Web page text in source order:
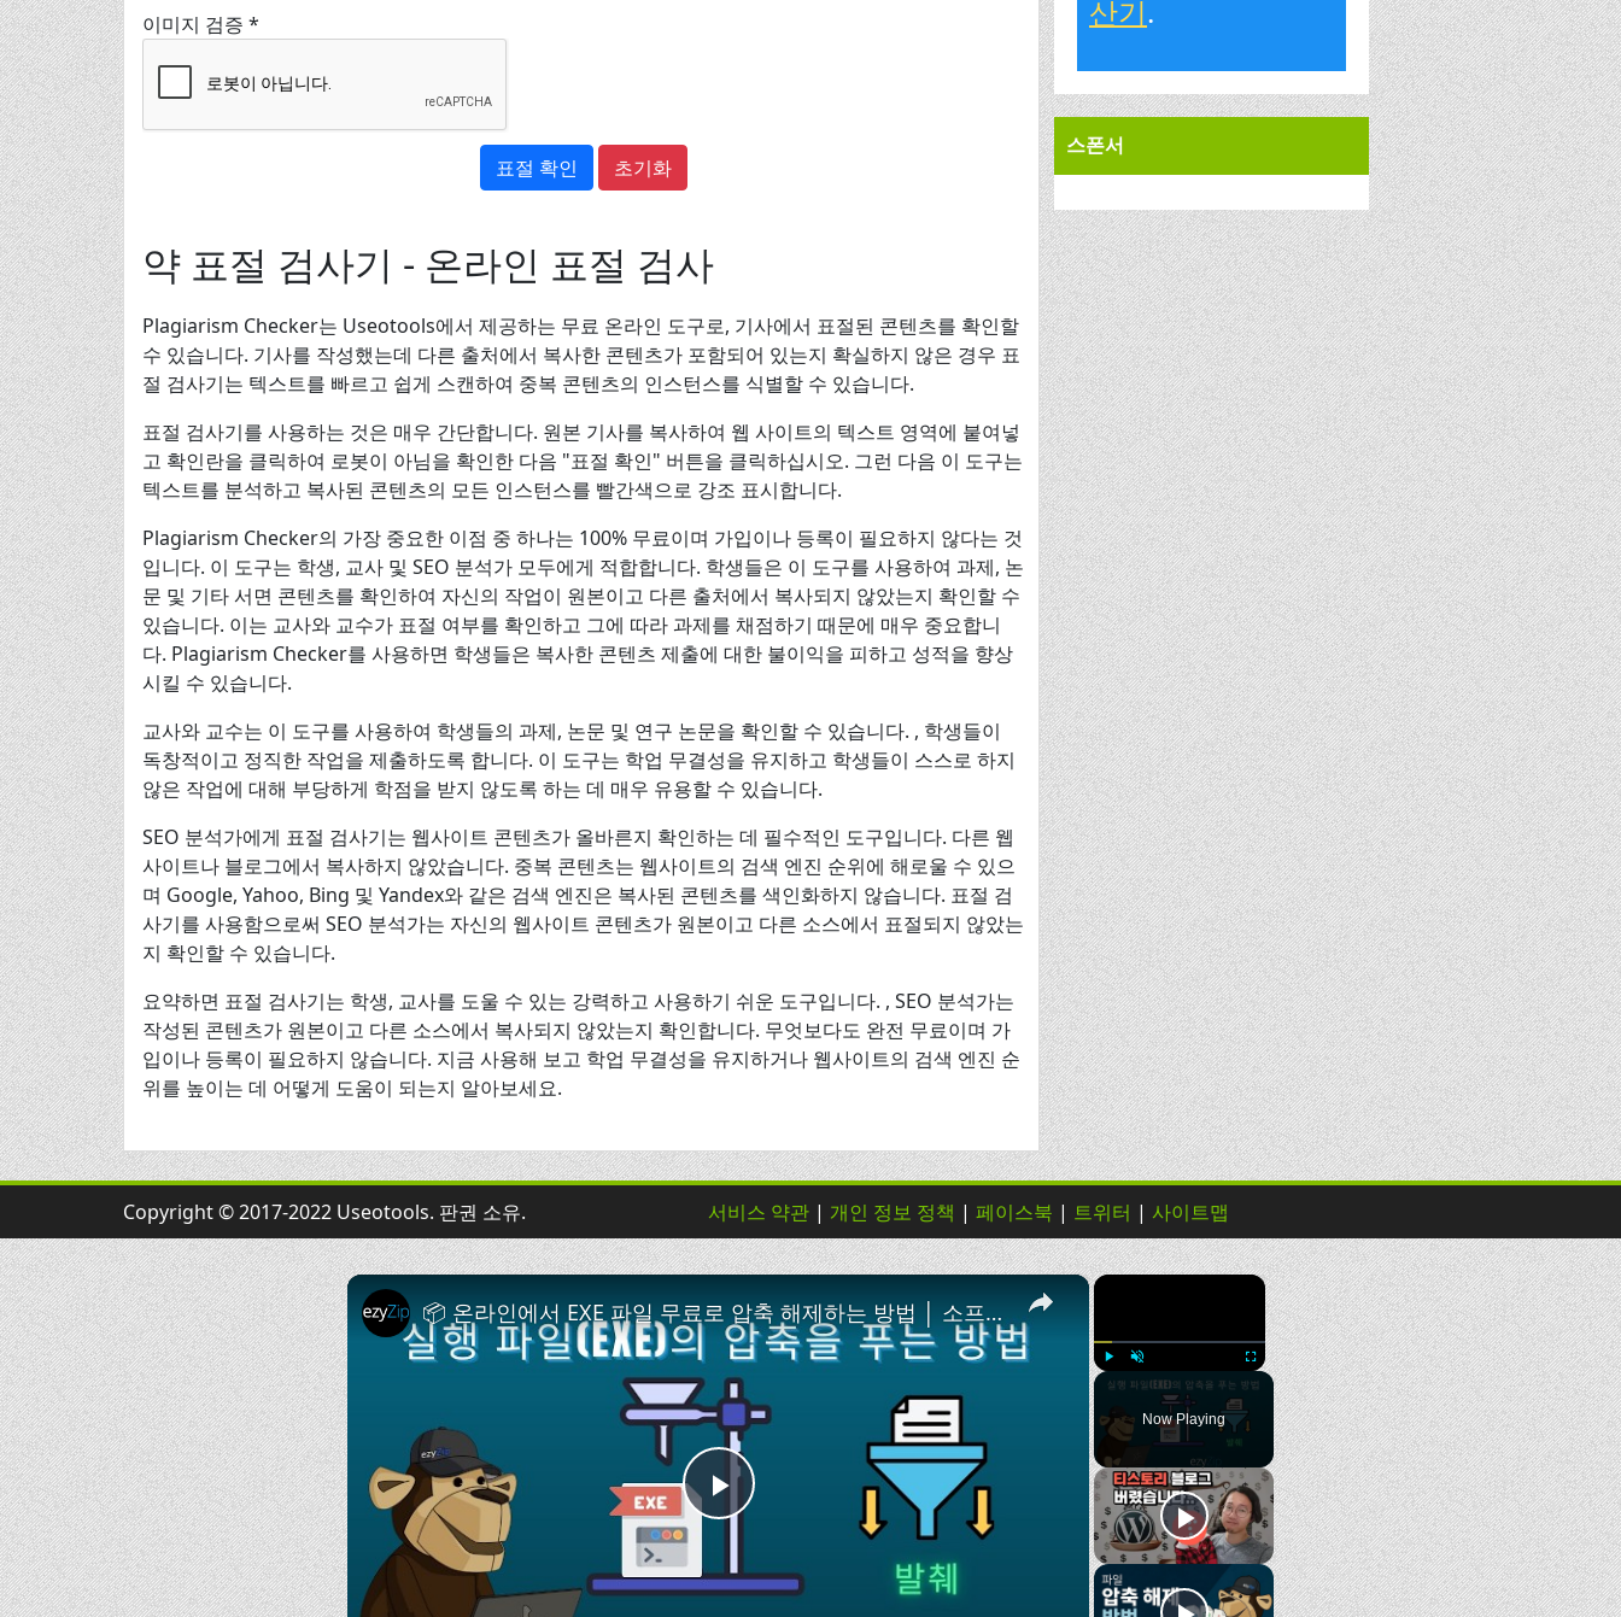
이미지 검증 *
표절 확인 초기화
약 표절 검사기 - 온라인 표절 검사
Plagiarism Checker는 Useotools에서 제공하는 무료 온라인 도구로, 기사에서 표절된 콘텐츠를 확인할
수 있습니다. 기사를 작성했는데 다른 출처에서 복사한 콘텐츠가 포함되어 있는지 확실하지 않은 경우 표
절 검사기는 텍스트를 빠르고 쉽게 스캔하여 중복 콘텐츠의 인스턴스를 식별할 수 있습니다.
표절 검사기를 사용하는 것은 매우 간단합니다. 원본 기사를 복사하여 웹 사이트의 텍스트 영역에 붙여넣
고 확인란을 클릭하여 로봇이 아님을 확인한 다음 "표절 확인" 버튼을 클릭하십시오. 그런 다음 이 도구는
텍스트를 분석하고 복사된 콘텐츠의 모든 인스턴스를 빨간색으로 강조 표시합니다.
Plagiarism Checker의 가장 중요한 이점 중 하나는 100% 무료이며 가입이나 등록이 필요하지 않다는 것
입니다. 이 도구는 학생, 교사 및 SEO 분석가 모두에게 적합합니다. 학생들은 이 도구를 사용하여 과제, 논
문 및 기타 서면 콘텐츠를 확인하여 자신의 작업이 원본이고 다른 출처에서 복사되지 않았는지 확인할 수
있습니다. 이는 교사와 교수가 표절 여부를 확인하고 그에 따라 과제를 채점하기 때문에 매우 중요합니
다. Plagiarism Checker를 사용하면 학생들은 복사한 콘텐츠 제출에 대한 불이익을 피하고 성적을 향상
시킬 수 있습니다.
교사와 교수는 이 도구를 사용하여 학생들의 과제, 논문 및 연구 논문을 확인할 수 있습니다. , 학생들이
독창적이고 정직한 작업을 제출하도록 합니다. 이 도구는 학업 무결성을 유지하고 학생들이 스스로 하지
않은 작업에 대해 부당하게 학점을 받지 않도록 하는 데 매우 유용할 수 있습니다.
SEO 분석가에게 표절 검사기는 웹사이트 콘텐츠가 올바른지 확인하는 데 필수적인 도구입니다. 다른 웹
사이트나 블로그에서 복사하지 않았습니다. 중복 콘텐츠는 웹사이트의 검색 엔진 순위에 해로울 수 있으
며 Google, Yahoo, Bing 및 Yandex와 같은 검색 엔진은 복사된 콘텐츠를 색인화하지 않습니다. 표절 검
사기를 사용함으로써 SEO 분석가는 자신의 웹사이트 콘텐츠가 원본이고 다른 소스에서 표절되지 않았는
지 확인할 수 있습니다.
요약하면 표절 검사기는 학생, 교사를 도울 수 있는 강력하고 사용하기 쉬운 도구입니다. , SEO 분석가는
작성된 콘텐츠가 원본이고 다른 소스에서 복사되지 않았는지 확인합니다. 무엇보다도 완전 무료이며 가
입이나 등록이 필요하지 않습니다. 지금 사용해 보고 학업 무결성을 유지하거나 웹사이트의 검색 엔진 순
위를 높이는 데 어떻게 도움이 되는지 알아보세요.
산기.
스폰서
Copyright © 2017-2022 Useotools. 판권 소유. 서비스 약관 | 개인 정보 정책 | 페이스북 | 트위터 | 사이트맵
×
Play Unmute Fullscreen
Now Playing
×
Play
Video
📦 온라인에서 EXE 파일 무료로 압축 해제하는 방법 │ 소프트웨어 설치 필요 없음